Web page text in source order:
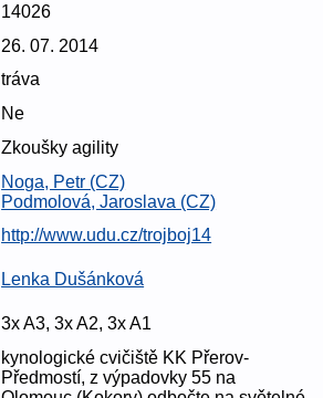
14026
26. 07. 2014
tráva
Ne
Zkoušky agility
Noga, Petr (CZ)
Podmolová, Jaroslava (CZ)
http://www.udu.cz/trojboj14
Lenka Dušánková
3x A3, 3x A2, 3x A1
kynologické cvičiště KK Přerov-
Předmostí, z výpadovky 55 na